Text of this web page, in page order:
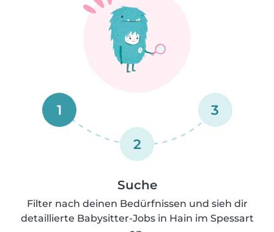
1
2
3
Suche
Filter nach deinen Bedürfnissen und sieh dir
detaillierte Babysitter-Jobs in Hain im Spessart